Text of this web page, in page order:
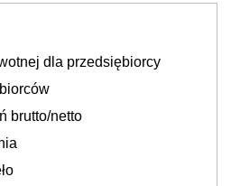
dla przedsiębiorcy
brutto/netto